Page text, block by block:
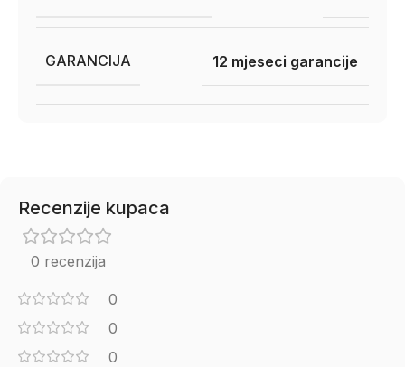
GARANCIJA 12 mjeseci garancije
Recenzije kupaca
0 recenzija
0
0
0